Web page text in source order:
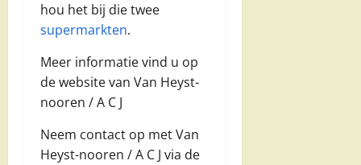
hou het bij die twee
supermarkten.
Meer informatie vind u op
de website van Van Heyst-
nooren / A C J
Neem contact op met Van
Heyst-nooren / A C J via de